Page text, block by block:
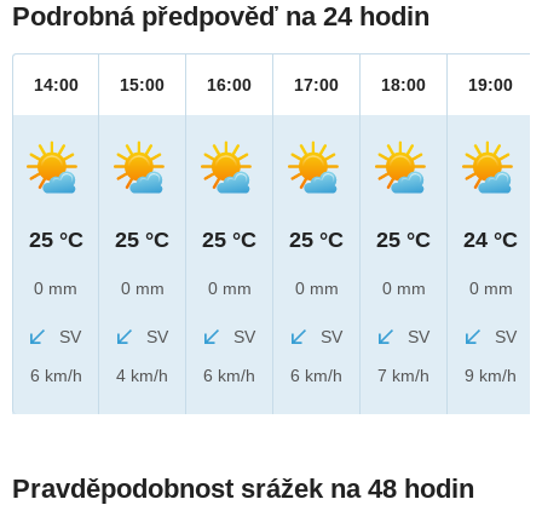
Podrobná předpověď na 24 hodin
14:00
25 °C
0 mm
SV
6 km/h
15:00
25 °C
0 mm
SV
4 km/h
16:00
25 °C
0 mm
SV
6 km/h
17:00
25 °C
0 mm
SV
6 km/h
18:00
25 °C
0 mm
SV
7 km/h
19:00
24 °C
0 mm
SV
9 km/h
Pravděpodobnost srážek na 48 hodin